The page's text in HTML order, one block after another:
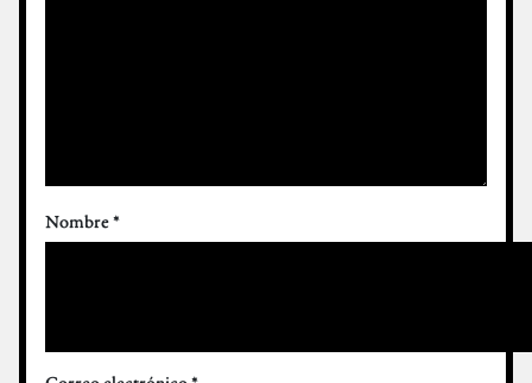
Nombre*